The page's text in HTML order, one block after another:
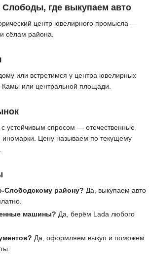
где выкупаем авто
центр ювелирного промысла —
сёлам района.
или встретимся у центра ювелирных
или центральной площади.
устойчивым спросом — отечественные
Цену называем по текущему
Слободскому району? Да, выкупаем авто
машины? Да, берём Lada любого
Да, оформляем выкуп и поможем